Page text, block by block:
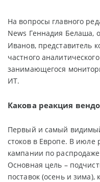
На вопросы главного
News Геннадия Белаша,
Иванов, представитель
частного
занимающегося
ИТ.
Какова реакция
Первый и самый
стоков в Европе. В июле
кампании по
Основная цель –
поставок (осень и зима),